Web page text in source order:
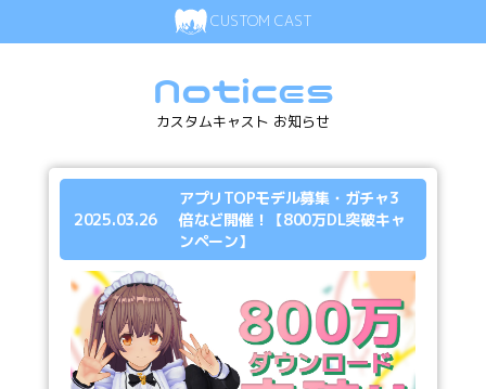
CUSTOM CAST
Notices
カスタムキャスト お知らせ
2025.03.26
アプリTOPモデル募集・ガチャ3
倍など開催！【800万DL突破キャ
ンペーン】